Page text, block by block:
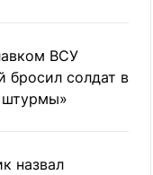
ВСУ
бросил солдат в
назвал